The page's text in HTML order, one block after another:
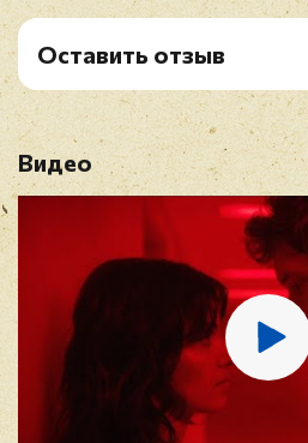
B1. Maybe I Dreamt It
B2. Heading Home
B3. Your Longing Is Gone
B4. Airtime
B5. Remind Me To Forget
Оставить отзыв
Имя*
E-mail*
Видео